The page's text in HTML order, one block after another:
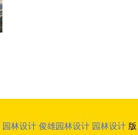
园林设计 俊雄园林设计 园林设计 版